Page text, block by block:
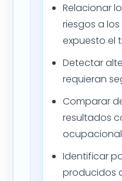
Relacionar
riesgos a
expuesto el
Detectar
requieran
Comparar
resultados
Identificar
producidos